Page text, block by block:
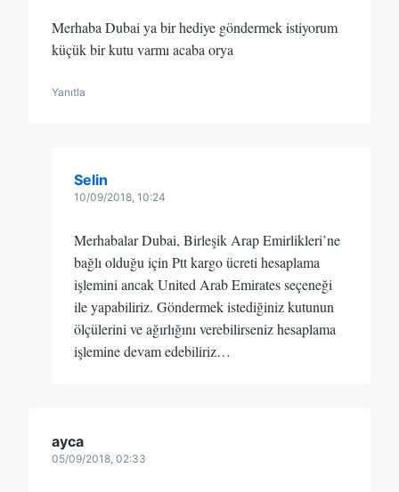
Merhaba Dubai ya bir hediye göndermek istiyorum
küçük bir kutu varmı acaba orya
Yanıtla
Selin
10/09/2018, 10:24
Merhabalar Dubai, Birleşik Arap Emirlikleri’ne
bağlı olduğu için Ptt kargo ücreti hesaplama
işlemini ancak United Arab Emirates seçeneği
ile yapabiliriz. Göndermek istediğiniz kutunun
ölçülerini ve ağırlığını verebilirseniz hesaplama
işlemine devam edebiliriz…
ayca
05/09/2018, 02:33